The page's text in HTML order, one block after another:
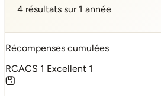
4 résultats sur 1 année
Récompenses cumulées
RCACS 1 Excellent 1